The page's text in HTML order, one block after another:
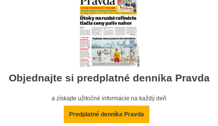
Objednajte si predplatné denníka Pravda
a získajte užitočné informácie na každý deň
Predplatné denníka Pravda